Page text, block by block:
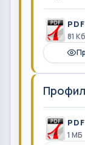
PDF
81 Кб
PDF
1 MБ